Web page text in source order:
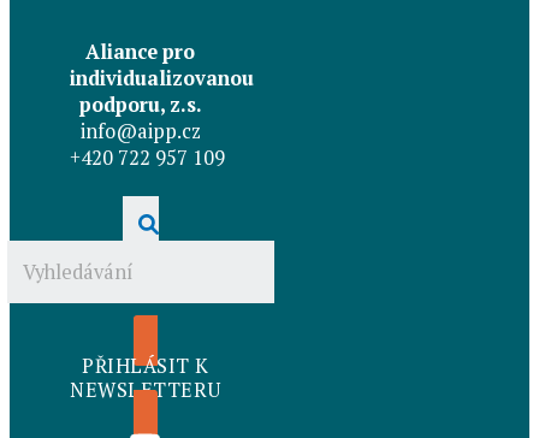
Aliance pro
individualizovanou
podporu, z.s.
info@aipp.cz
+420 722 957 109
PŘIHLÁSIT K
NEWSLETTERU